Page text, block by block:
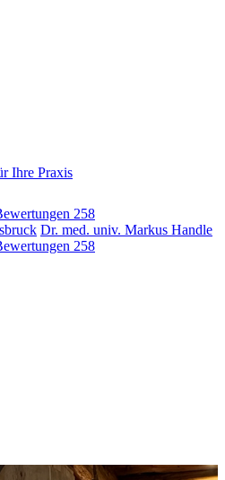
Ihre Praxis
258
Dr. med. univ. Markus Handle
258